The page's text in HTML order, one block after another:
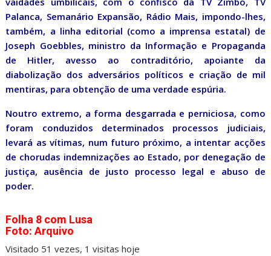
Palanca, Semanário Expansão, Rádio Mais, impondo-lhes,
também, a linha editorial (como a imprensa estatal) de
Joseph Goebbles, ministro da Informação e Propaganda
de Hitler, avesso ao contraditório, apoiante da
diabolização dos adversários políticos e criação de mil
mentiras, para obtenção de uma verdade espúria.
Noutro extremo, a forma desgarrada e perniciosa, como
foram conduzidos determinados processos judiciais,
levará as vítimas, num futuro próximo, a intentar acções
de chorudas indemnizações ao Estado, por denegação de
justiça, ausência de justo processo legal e abuso de
poder.
Folha 8 com Lusa
Foto: Arquivo
Visitado 51 vezes, 1 visitas hoje